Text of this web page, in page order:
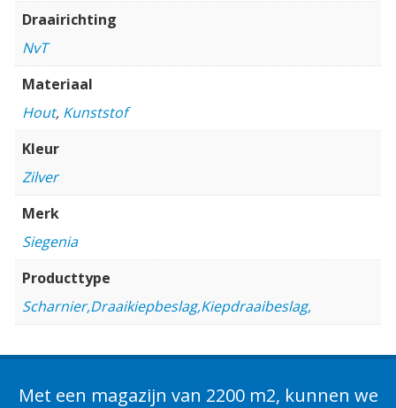
Draairichting
NvT
Materiaal
Hout, Kunststof
Kleur
Zilver
Merk
Siegenia
Producttype
Scharnier,Draaikiepbeslag,Kiepdraaibeslag,
Met een magazijn van 2200 m2, kunnen we